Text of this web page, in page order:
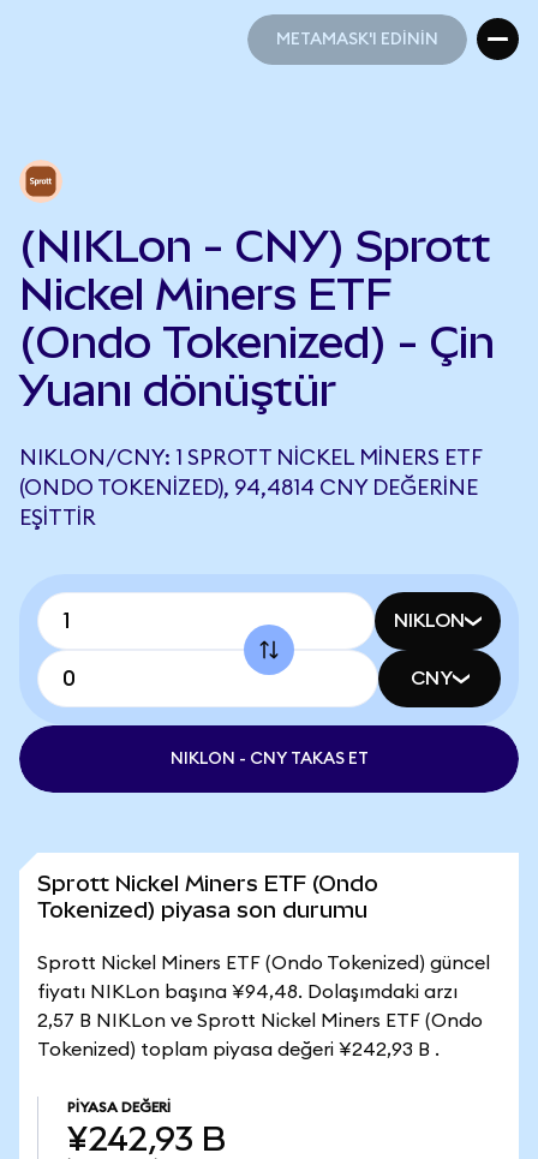
METAMASK'I EDİNİN
(NIKLon - CNY) Sprott
Nickel Miners ETF
(Ondo Tokenized) - Çin
Yuanı dönüştür
NIKLON/CNY: 1 SPROTT NICKEL MINERS ETF
(ONDO TOKENIZED), 94,4814 CNY DEĞERINE
EŞITTIR
NIKLON
CNY
NIKLON - CNY TAKAS ET
Sprott Nickel Miners ETF (Ondo
Tokenized) piyasa son durumu
Sprott Nickel Miners ETF (Ondo Tokenized) güncel
fiyatı NIKLon başına ¥94,48. Dolaşımdaki arzı
2,57 B NIKLon ve Sprott Nickel Miners ETF (Ondo
Tokenized) toplam piyasa değeri ¥242,93 B .
PIYASA DEĞERI
¥242,93 B